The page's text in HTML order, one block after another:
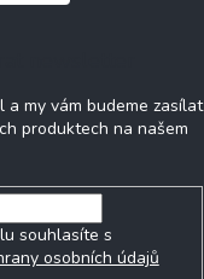
a my vám budeme zasílat
produktech na našem
souhlasíte s
osobních údajů